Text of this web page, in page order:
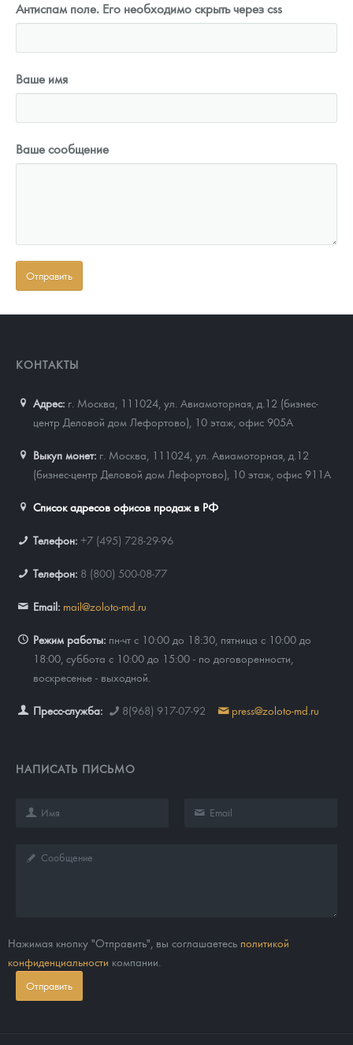
Антиспам поле. Его необходимо скрыть через css
Ваше имя
Ваше сообщение
КОНТАКТЫ
Адрес: г. Москва, 111024 ул. Авиамоторная, д.12 (бизнес-
центр Деловой дом Лефортово), 10 этаж, офис 905А
Выкуп монет: г. Москва, 111024, ул. Авиамоторная, д.12
(бизнес-центр Деловой дом Лефортово), 10 этаж, офис 911А
Список адресов офисов продаж в РФ
Телефон: +7 (495) 728-29-96
Телефон: 8 (800) 500-08-77
Email: mail@zoloto-md.ru
Режим работы: пн-чт с 10:00 до 18:30, пятница с 10:00 до
18:00, суббота с 10:00 до 15:00 - по договоренности,
воскресенье - выходной.
Пресс-служба: 8(968) 917-07-92 press@zoloto-md.ru
НАПИСАТЬ ПИСЬМО
Нажимая кнопку "Отправить", вы соглашаетесь политикой
конфиденциальности компании.
Отправить